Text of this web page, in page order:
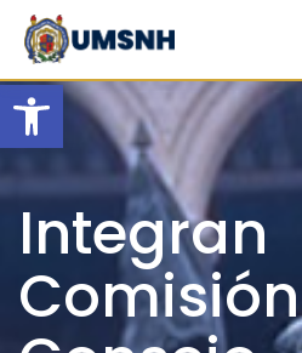
Open toolbar
Skip
content
Integran